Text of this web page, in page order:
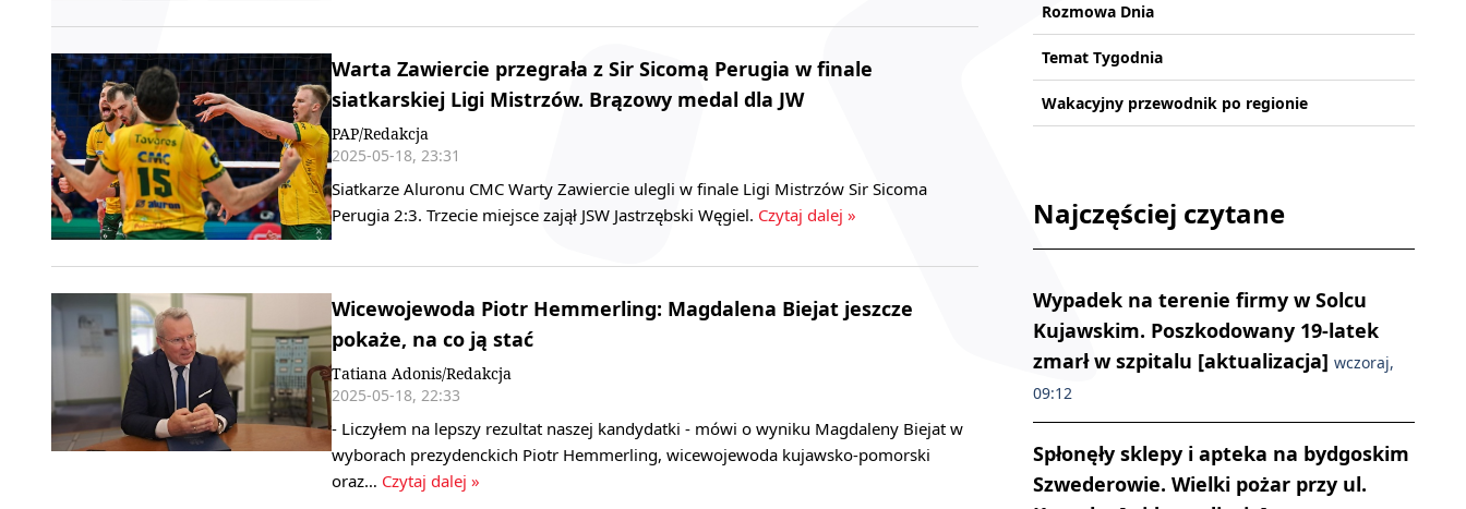
Warta Zawiercie przegrała z Sir Sicomą Perugia w finale
siatkarskiej Ligi Mistrzów. Brązowy medal dla JW
PAP/Redakcja
2025-05-18, 23:31
Siatkarze Aluronu CMC Warty Zawiercie ulegli w finale Ligi Mistrzów Sir Sicoma
Perugia 2:3. Trzecie miejsce zajął JSW Jastrzębski Węgiel. Czytaj dalej »
Wicewojewoda Piotr Hemmerling: Magdalena Biejat jeszcze
pokaże, na co ją stać
Tatiana Adonis/Redakcja
2025-05-18, 22:33
- Liczyłem na lepszy rezultat naszej kandydatki - mówi o wyniku Magdaleny Biejat w
wyborach prezydenckich Piotr Hemmerling, wicewojewoda kujawsko-pomorski
oraz… Czytaj dalej »
Rozmowa Dnia
Temat Tygodnia
Wakacyjny przewodnik po regionie
Najczęściej czytane
Wypadek na terenie firmy w Solcu
Kujawskim. Poszkodowany 19-latek
zmarł w szpitalu [aktualizacja] wczoraj,
09:12
Spłonęły sklepy i apteka na bydgoskim
Szwederowie. Wielki pożar przy ul.